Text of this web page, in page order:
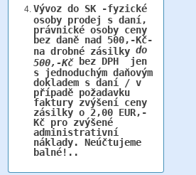
Vývoz do SK -fyzické
osoby prodej s daní,
právnické osoby ceny
bez daně nad 500,-Kč-
na drobné zásilky do
500,-Kčbez DPH jen
s jednoduchým daňovým
dokladem s daní / v
případě požadavku
faktury zvýšení ceny
zásilky o 2,00 EUR,-
Kč pro zvýšené
administrativní
náklady. Neúčtujeme
balné!..